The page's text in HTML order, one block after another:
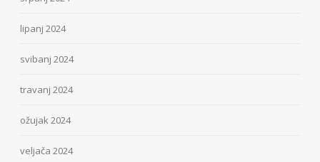
lipanj 2024
svibanj 2024
travanj 2024
ožujak 2024
veljača 2024